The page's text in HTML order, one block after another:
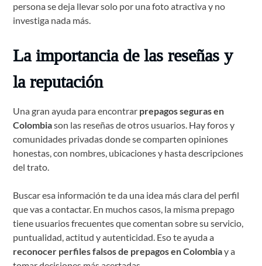
persona se deja llevar solo por una foto atractiva y no
investiga nada más.
La importancia de las reseñas y
la reputación
Una gran ayuda para encontrar prepagos seguras en
Colombiason las reseñas de otros usuarios. Hay foros y
comunidades privadas donde se comparten opiniones
honestas, con nombres, ubicaciones y hasta descripciones
del trato.
Buscar esa información te da una idea más clara del perfil
que vas a contactar. En muchos casos, la misma prepago
tiene usuarios frecuentes que comentan sobre su servicio,
puntualidad, actitud y autenticidad. Eso te ayuda a
reconocer perfiles falsos de prepagos en Colombiay a